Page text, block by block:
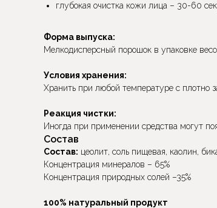
глубокая очистка кожи лица – 30-60
Форма выпуска:
Мелкодисперсный порошок в упаковке
Условия хранения:
Хранить при любой температуре с плотно
Реакция чистки:
Иногда при применении средства могут
Состав
Состав: цеолит, соль пищевая, каолин,
Концентрация минералов – 65%
Концентрация природных солей –35%
100% натуральный продукт